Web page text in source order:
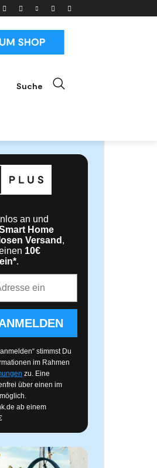
Suche
an und
Home
Versand ,
10€
.
stimmst Du
im Rahmen
zu. Eine
über einen im
ab einem